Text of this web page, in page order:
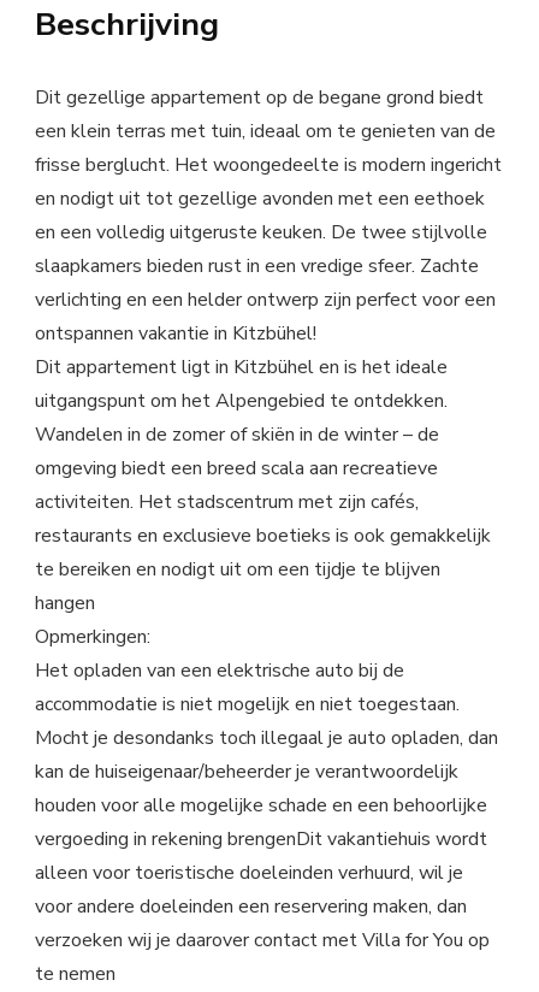
Beschrijving
Dit gezellige appartement op de begane grond biedt
een klein terras met tuin, ideaal om te genieten van de
frisse berglucht. Het woongedeelte is modern ingericht
en nodigt uit tot gezellige avonden met een eethoek
en een volledig uitgeruste keuken. De twee stijlvolle
slaapkamers bieden rust in een vredige sfeer. Zachte
verlichting en een helder ontwerp zijn perfect voor een
ontspannen vakantie in Kitzbühel!
Dit appartement ligt in Kitzbühel en is het ideale
uitgangspunt om het Alpengebied te ontdekken.
Wandelen in de zomer of skiën in de winter – de
omgeving biedt een breed scala aan recreatieve
activiteiten. Het stadscentrum met zijn cafés,
restaurants en exclusieve boetieks is ook gemakkelijk
te bereiken en nodigt uit om een tijdje te blijven
hangen
Opmerkingen:
Het opladen van een elektrische auto bij de
accommodatie is niet mogelijk en niet toegestaan.
Mocht je desondanks toch illegaal je auto opladen, dan
kan de huiseigenaar/beheerder je verantwoordelijk
houden voor alle mogelijke schade en een behoorlijke
vergoeding in rekening brengenDit vakantiehuis wordt
alleen voor toeristische doeleinden verhuurd, wil je
voor andere doeleinden een reservering maken, dan
verzoeken wij je daarover contact met Villa for You op
te nemen